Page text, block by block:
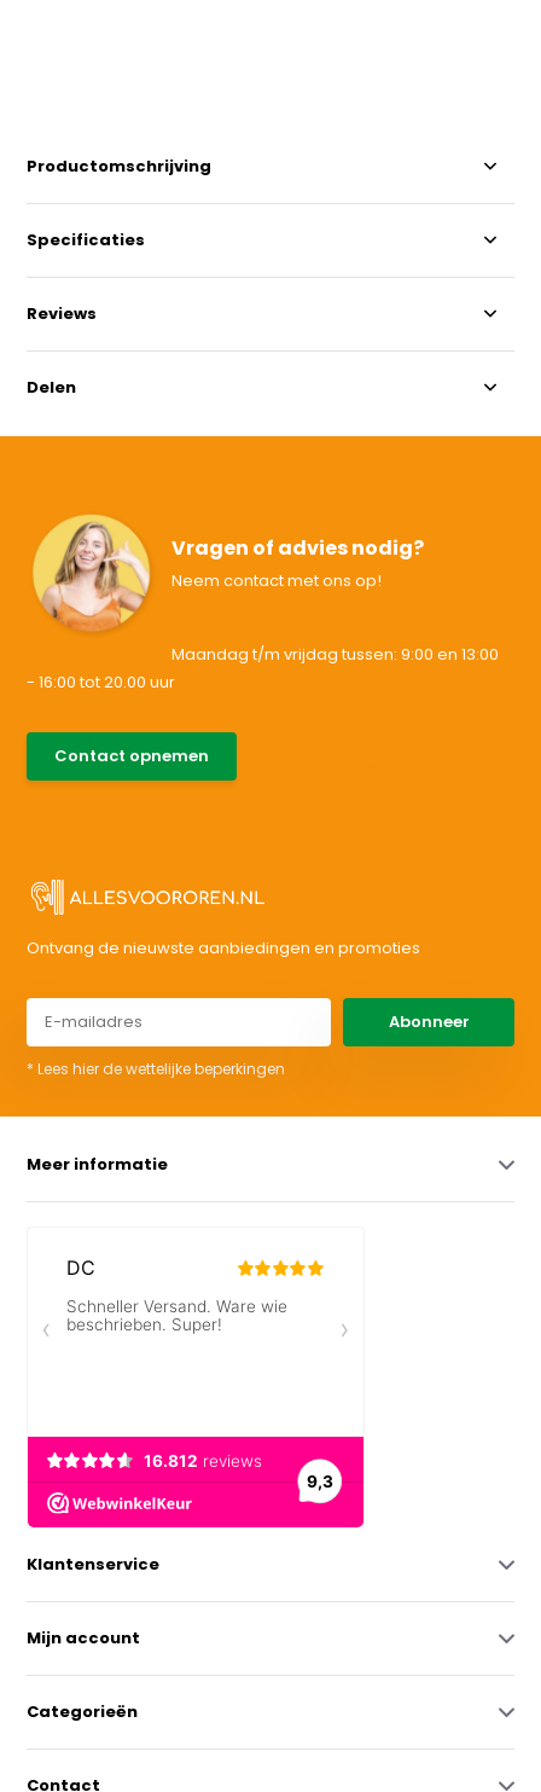
Productomschrijving
Specificaties
Reviews
Delen
Vragen of advies nodig?
Neem contact met ons op!
Maandag t/m vrijdag tussen: 9:00 en 13:00
- 16:00 tot 20.00 uur
Contact opnemen
Ontvang de nieuwste aanbiedingen en promoties
Abonneer
* Lees hier de wettelijke beperkingen
Meer informatie
Klantenservice
Mijn account
Categorieën
Contact